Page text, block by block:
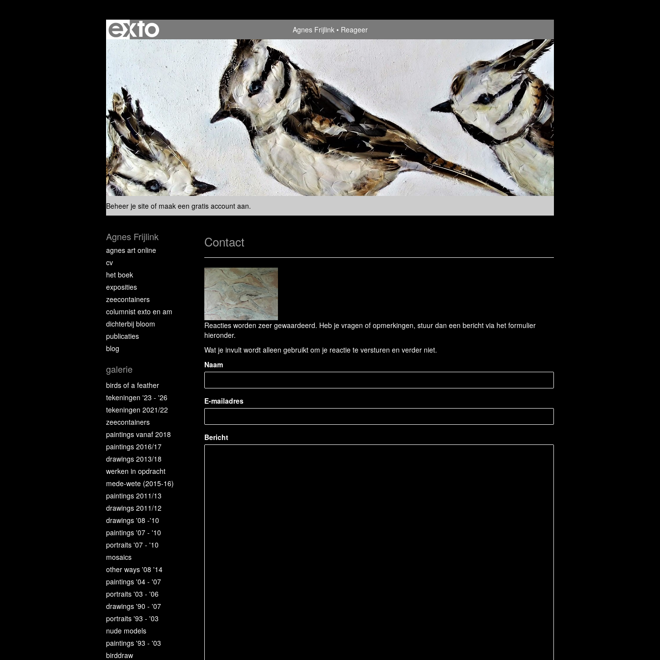
Agnes Frijlink Reageer
Beheer je site of maak een gratis account aan.
Contact
Reacties worden zeer gewaardeerd. Heb je vragen of opmerkingen, stuur dan een bericht via het formulier
hieronder.
Wat je invult wordt alleen gebruikt om je reactie te versturen en verder niet.
Naam
E-mailadres
Bericht
Agnes Frijlink
agnes art online
cv
het boek
exposities
zeecontainers
columnist exto en am
dichterbij bloom
publicaties
blog
galerie
birds of a feather
tekeningen '23 - '26
tekeningen 2021/22
zeecontainers
paintings vanaf 2018
paintings 2016/17
drawings 2013/18
werken in opdracht
mede-wete (2015-16)
paintings 2011/13
drawings 2011/12
drawings '08 -'10
paintings '07 - '10
portraits '07 - '10
mosaics
other ways '08 '14
paintings '04 - '07
portraits '03 - '06
drawings '90 - '07
portraits '93 - '03
nude models
paintings '93 - '03
birddraw